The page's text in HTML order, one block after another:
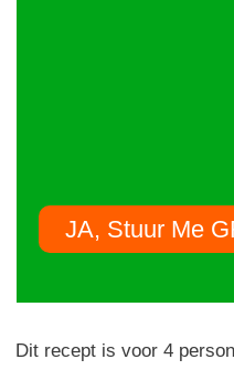
JA, Stuur Me
Dit recept is voor 4